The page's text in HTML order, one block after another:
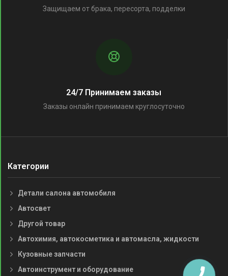
Защищаем от брака, пересорта, подделки
24/7 Принимаем заказы
Заказы онлайн принимаем круглосуточно
Категории
Детали салона автомобиля
Автосвет
Другой товар
Автохимия, автокосметика и автомасла, жидкости
Кузовные запчасти
Автоинструмент и оборудование